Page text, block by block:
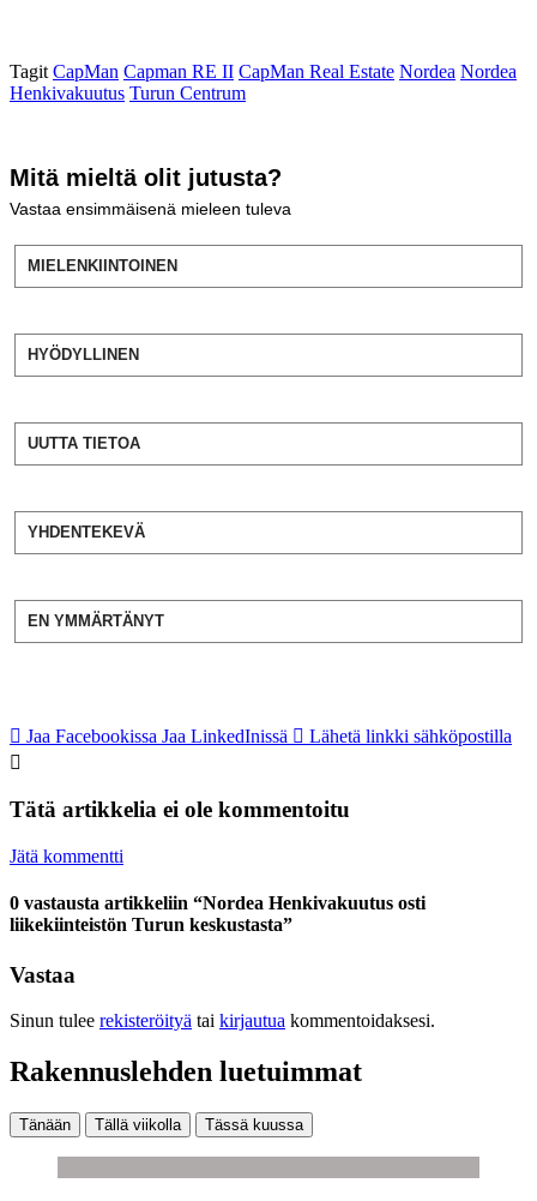
Tagit CapMan Capman RE II CapMan Real Estate Nordea Nordea
Henkivakuutus Turun Centrum
Mitä mieltä olit jutusta?
Vastaa ensimmäisenä mieleen tuleva
MIELENKIINTOINEN
HYÖDYLLINEN
UUTTA TIETOA
YHDENTEKEVÄ
EN YMMÄRTÄNYT
Jaa Facebookissa Jaa LinkedInissä Lähetä linkki sähköpostilla
Tätä artikkelia ei ole kommentoitu
Jätä kommentti
0 vastausta artikkeliin “Nordea Henkivakuutus osti
liikekiinteistön Turun keskustasta”
Vastaa
Sinun tulee rekisteröityä tai kirjautua kommentoidaksesi.
Rakennuslehden luetuimmat
Tänään Tällä viikolla Tässä kuussa